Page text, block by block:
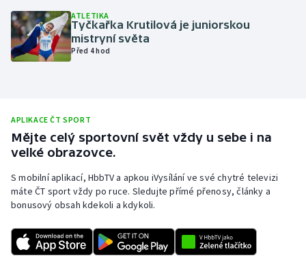
Plavání
Rychlobruslení
Rychlostní kanoistika
Short track
Sportovní střelba
ATLETIKA
Tyčkařka Krutilová je juniorskou
mistryní světa
Před 4 hod
APLIKACE ČT SPORT
Mějte celý sportovní svět vždy u sebe i na
velké obrazovce.
S mobilní aplikací, HbbTV a apkou iVysílání ve své chytré televizi
máte ČT sport vždy po ruce. Sledujte přímé přenosy, články a
bonusový obsah kdekoli a kdykoli.